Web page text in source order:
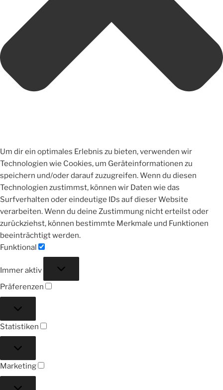
Um dir ein optimales Erlebnis zu bieten, verwenden wir
Technologien wie Cookies, um Geräteinformationen zu
speichern und/oder darauf zuzugreifen. Wenn du diesen
Technologien zustimmst, können wir Daten wie das
Surfverhalten oder eindeutige IDs auf dieser Website
verarbeiten. Wenn du deine Zustimmung nicht erteilst oder
zurückziehst, können bestimmte Merkmale und Funktionen
beeinträchtigt werden.
Funktional
Immer aktiv
Präferenzen
Statistiken
Marketing